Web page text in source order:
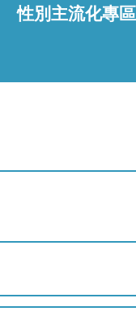
性別主流化專區